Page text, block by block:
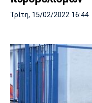
Τρίτη, 15/02/2022 16:44